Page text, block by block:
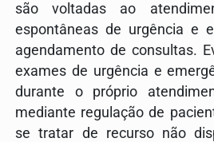
são voltadas ao
espontâneas de urgência e
agendamento de consultas.
exames de urgência e
durante o próprio
mediante regulação de
se tratar de recurso não